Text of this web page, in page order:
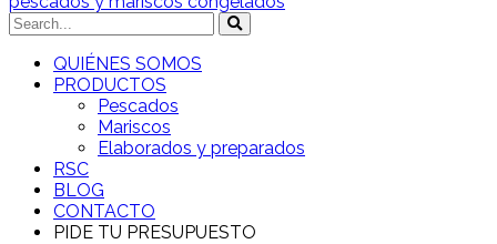
QUIÉNES SOMOS
PRODUCTOS
Pescados
Mariscos
Elaborados y preparados
RSC
BLOG
CONTACTO
PIDE TU PRESUPUESTO